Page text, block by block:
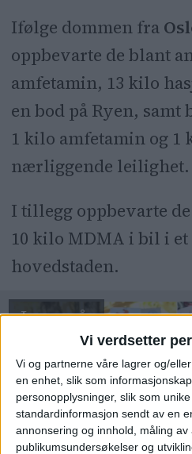
Vi verdsetter
Vi og partnerne våre lagrer og/
en enhet, slik som
personopplysninger, slik som
standardinformasjon sendt av en
annonsering og innhold, måling av
publikumsundersøkelser og
Ifølge dommen fra
oppbevarte de blant
amfetamin, 13 kilo
en bod på Ryen, samt
1 kilo amfetamin og 1
nærliggende leilighet.
I tillegg oppbevarte
10 kilo MDMA i bil i
hovedstaden.